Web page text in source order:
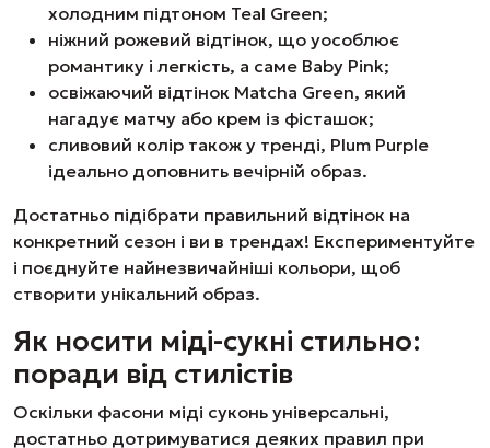
холодним підтоном Teal Green;
ніжний рожевий відтінок, що уособлює
романтику і легкість, а саме Baby Pink;
освіжаючий відтінок Matcha Green, який
нагадує матчу або крем із фісташок;
сливовий колір також у тренді, Plum Purple
ідеально доповнить вечірній образ.
Достатньо підібрати правильний відтінок на
конкретний сезон і ви в трендах! Експериментуйте
і поєднуйте найнезвичайніші кольори, щоб
створити унікальний образ.
Як носити міді-сукні стильно:
поради від стилістів
Оскільки фасони міді суконь універсальні,
достатньо дотримуватися деяких правил при